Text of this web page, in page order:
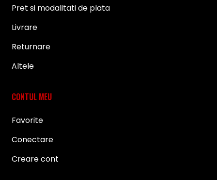
Pret si modalitati de plata
Livrare
Returnare
Altele
CONTUL MEU
Favorite
Conectare
Creare cont